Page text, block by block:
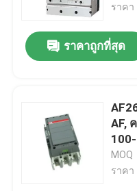
ราค
ราคาถูกที่สุด
AF,
ราค